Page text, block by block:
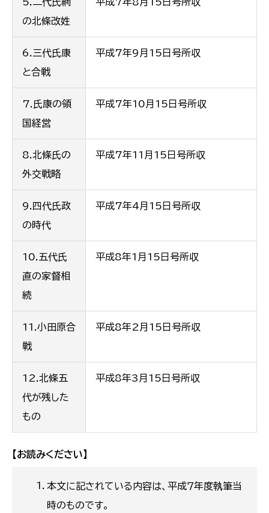
の北條改姓
6.三代氏康
と合戦
平成7年9月15日号所収
7.氏康の領
国経営
平成7年10月15日号所収
8.北條氏の
外交戦略
平成7年11月15日号所収
9.四代氏政
の時代
平成7年4月15日号所収
10.五代氏
直の家督相
続
平成8年1月15日号所収
11.小田原合
戦
平成8年2月15日号所収
12.北條五
代が残した
もの
平成8年3月15日号所収
【お読みください】
本文に記されている内容は、平成７年度執筆当
時のものです。